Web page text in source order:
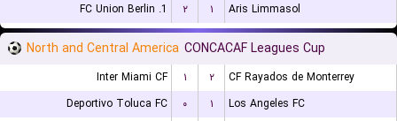
1. FC Union Berlin
۲ ۱ Aris Limmasol
North and Central America CONCACAF Leagues Cup
Inter Miami CF ۱ ۲
CF Rayados de Monterrey
Deportivo Toluca FC
۰ ۱
Los Angeles FC